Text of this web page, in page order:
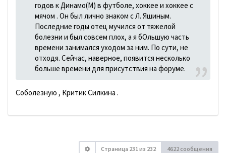
годов к Динамо(М) в футболе, хоккее и хоккее с
мячом . Он был лично знаком с Л. Яшиным.
Последние годы отец мучился от тяжелой
болезни и был совсем плох, а я бОльшую часть
времени занимался уходом за ним. По сути, не
отходя. Сейчас, наверное, появится несколько
больше времени для присутствия на форуме.
Соболезную , Критик Силкина .
Страница 231из 232 4622 сообщения